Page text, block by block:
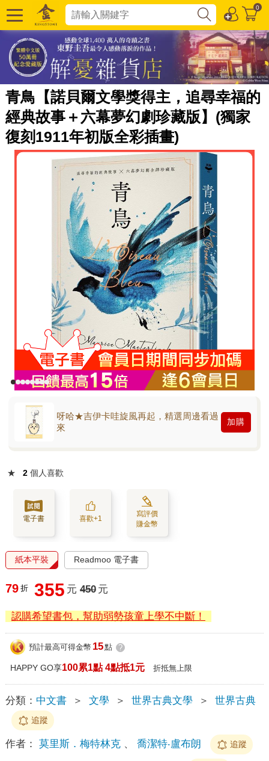
0
青鳥【諾貝爾文學獎得主，追尋幸福的
經典故事＋六幕夢幻劇珍藏版】(獨家
復刻1911年初版全彩插畫)
呀哈★吉伊卡哇旋風再起，精選周邊看過
來
加購
★ 2 個人喜歡
電子書 喜歡+1
寫評價
賺金幣
紙本平裝 Readmoo 電子書
79 折 355 元 450 元
認購希望書包，幫助弱勢孩童上學不中斷！
預計最高可得金幣 15點 ?
HAPPY GO享100累1點 4點抵1元 折抵無上限
分類： 中文書 ＞ 文學 ＞ 世界古典文學 ＞ 世界古典
追蹤
作者： 莫里斯．梅特林克、 喬潔特‧盧布朗 追蹤